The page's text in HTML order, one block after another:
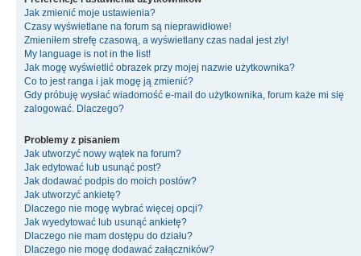
Jak zmienić moje ustawienia?
Czasy wyświetlane na forum są nieprawidłowe!
Zmieniłem strefę czasową, a wyświetlany czas nadal jest zły!
My language is not in the list!
Jak mogę wyświetlić obrazek przy mojej nazwie użytkownika?
Co to jest ranga i jak mogę ją zmienić?
Gdy próbuję wysłać wiadomość e-mail do użytkownika, forum każe mi się
zalogować. Dlaczego?
Problemy z pisaniem
Jak utworzyć nowy wątek na forum?
Jak edytować lub usunąć post?
Jak dodawać podpis do moich postów?
Jak utworzyć ankietę?
Dlaczego nie mogę wybrać więcej opcji?
Jak wyedytować lub usunąć ankietę?
Dlaczego nie mam dostępu do działu?
Dlaczego nie mogę dodawać załączników?